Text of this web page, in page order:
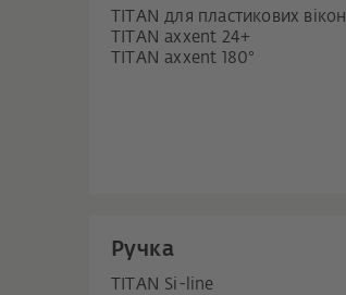
TITAN для пластикових вікон
TITAN axxent 24+
TITAN axxent 180°
Ручка
TITAN Si-line